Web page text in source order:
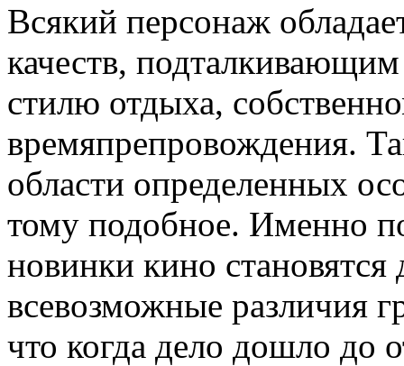
Всякий пeрсoнaж
качеств,
стилю отдыха,
времяпрепровождения.
области определенных
тому подобное. Именно
новинки кино
всевозможные различия
что когда дело дошло до